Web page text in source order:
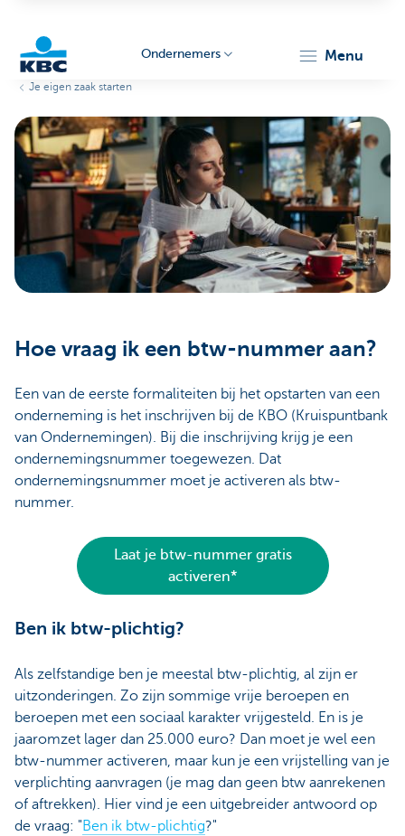
Ondernemers
Ondernemers menu
Je eigen zaak starten
Hoe vraag ik een btw-nummer aan?
Een van de eerste formaliteiten bij het opstarten van een
onderneming is het inschrijven bij de KBO (Kruispuntbank
van Ondernemingen). Bij die inschrijving krijg je een
ondernemingsnummer toegewezen. Dat
ondernemingsnummer moet je activeren als btw-
nummer.
Laat je btw-nummer gratis
activeren*
Ben ik btw-plichtig?
Als zelfstandige ben je meestal btw-plichtig, al zijn er
uitzonderingen. Zo zijn sommige vrije beroepen en
beroepen met een sociaal karakter vrijgesteld. En is je
jaaromzet lager dan 25.000 euro? Dan moet je wel een
btw-nummer activeren, maar kun je een vrijstelling van je
verplichting aanvragen (je mag dan geen btw aanrekenen
of aftrekken). Hier vind je een uitgebreider antwoord op
de vraag: "Ben ik btw-plichtig?"